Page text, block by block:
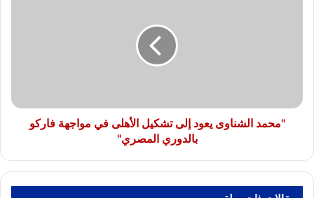
فاركو
بالدوري"محمد الشناوى يعود إلى تشكيل الأهلى في مواجهة فاركو
بالدوري المصري"